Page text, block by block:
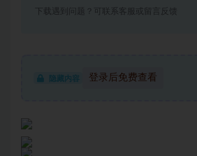
下载遇到问题？可联系客服或留言反馈
隐藏内容 登录后免费查看